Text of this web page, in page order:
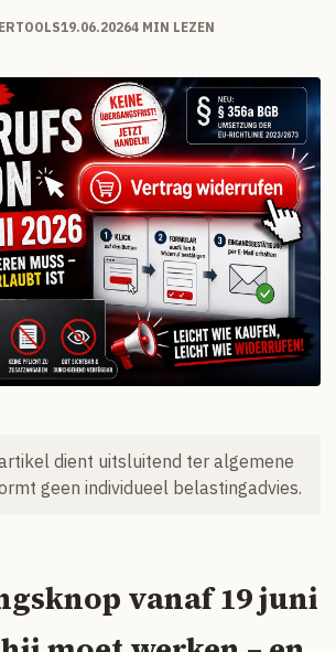
19.06.20264 MIN LEZEN
dient uitsluitend ter algemene
geen individueel belastingadvies.
vanaf 19 juni